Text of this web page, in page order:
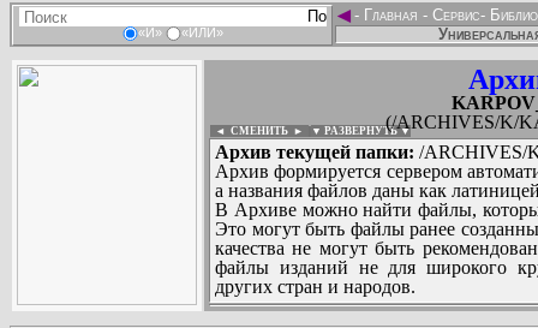
«И» «ИЛИ»
◄- Главная - Сервис-
(/ARCHIVES/K/
◄ СМЕНИТЬ ► ▼ РАЗВЕРНУТЬ ▼
Архив текущей папки: /ARCHIVES/
Архив формируется сервером
а названия файлов даны как
В Архиве можно найти файлы,
Это могут быть файлы ранее
качества не могут быть
файлы изданий не для широкого
других стран и народов.